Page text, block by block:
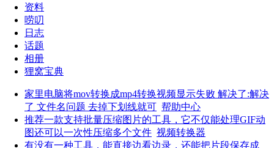
资料
唠叨
日志
话题
相册
狸窝宝典
家里电脑将mov转换成mp4转换视频显示失败 解决了:解决
了 文件名问题 去掉下划线就可 帮助中心
推荐一款支持批量压缩图片的工具，它不仅能处理GIF动
图还可以一次性压缩多个文件 视频转换器
有没有一种工具，能直接边看边录，还能把片段保存成